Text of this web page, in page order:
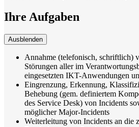
Ihre Aufgaben
Ausblenden
Annahme (telefonisch, schriftlich)
Störungen aller im
eingesetzten IKT-Anwendungen
Eingrenzung, Erkennung,
Behebung (gem. definiertem
des Service Desk) von Incidents
möglicher Major-Incidents
Weiterleitung von Incidents an die